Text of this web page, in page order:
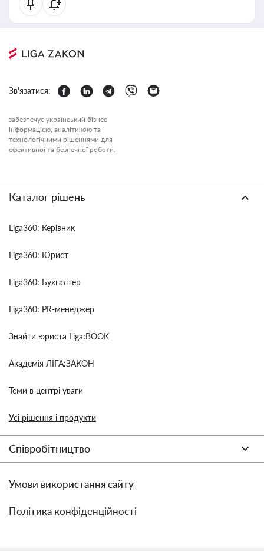
Зв'язатися:
забезпечує український бізнес
інформацією, аналітикою та
технологічними рішеннями для
ефективної та безпечної роботи.
Каталог рішень
Liga360: Керівник
Liga360: Юрист
Liga360: Бухгалтер
Liga360: PR-менеджер
Знайти юриста Liga:BOOK
Академія ЛІГА:ЗАКОН
Теми в центрі уваги
Усі рішення і продукти
Співробітництво
Умови використання сайту
Політика конфіденційності